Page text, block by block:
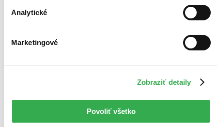
Analytické
Marketingové
Zobraziť detaily
Povoliť všetko